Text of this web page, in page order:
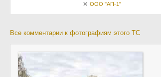
ООО "АП-1"
Все комментарии к фотографиям этого ТС